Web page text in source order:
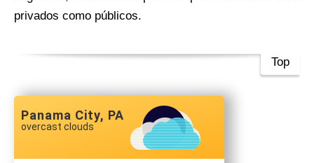
privados como públicos.
Top
Panama City, PA
overcast clouds